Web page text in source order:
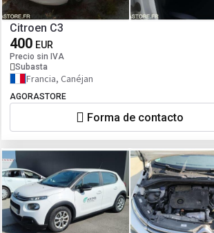
Citroen C3
400 EUR
Precio sin IVA
Subasta
Francia, Canéjan
AGORASTORE
Forma de contacto